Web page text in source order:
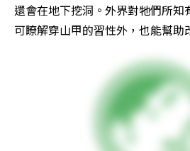
還會在地下挖洞。外界對牠們所知
可瞭解穿山甲的習性外，也能幫助